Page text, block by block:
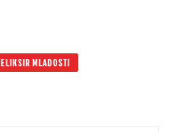
ELIKSIR MLADOSTI